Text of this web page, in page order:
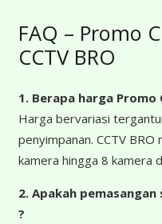
FAQ – Promo
CCTV BRO
1. Berapa harga Promo
Harga bervariasi
penyimpanan. CCTV
kamera hingga 8 kamera
2. Apakah
?